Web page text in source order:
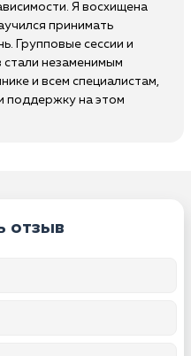
Я восхищена
принимать
Групповые сессии и
стали незаменимым
и всем специалистам,
поддержку на этом
отзыв